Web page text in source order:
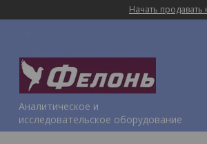
Начать продавать
Аналитическое и
исследовательское оборудование